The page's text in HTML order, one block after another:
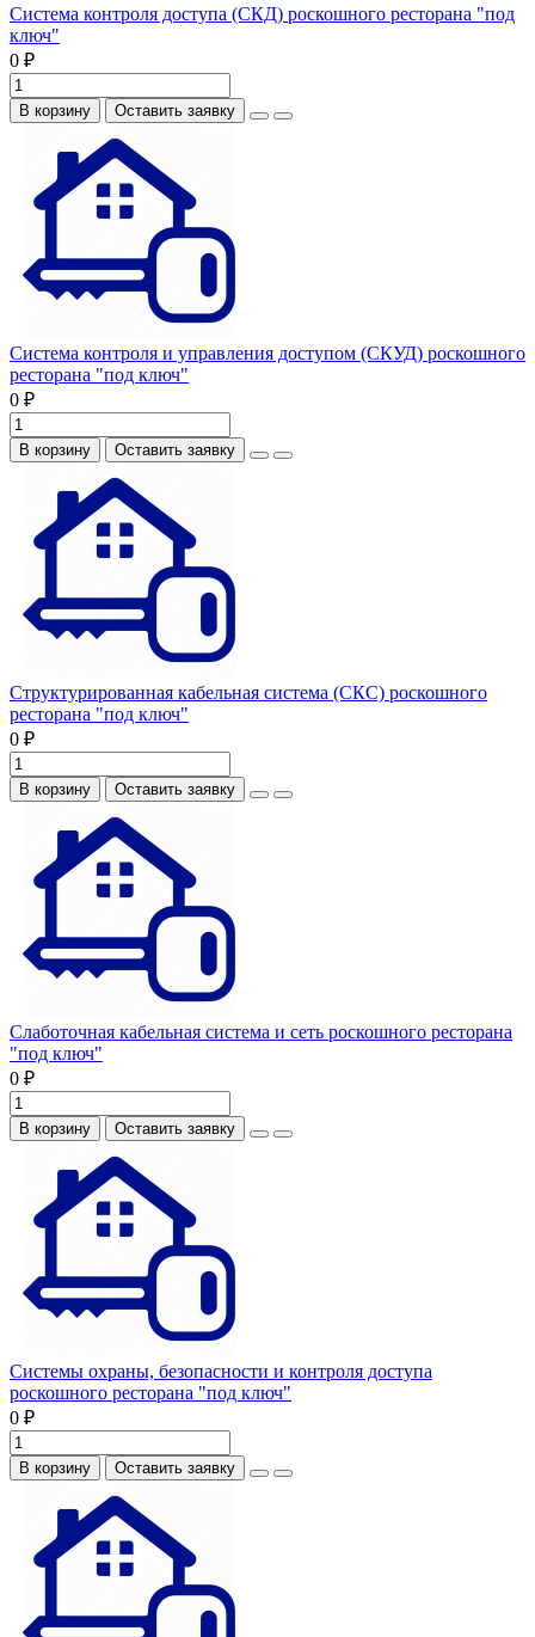
Система контроля доступа (СКД) роскошного ресторана "под
ключ"
0 ₽
В корзину Оставить заявку
Система контроля и управления доступом (СКУД) роскошного
ресторана "под ключ"
0 ₽
В корзину Оставить заявку
Структурированная кабельная система (СКС) роскошного
ресторана "под ключ"
0 ₽
В корзину Оставить заявку
Слаботочная кабельная система и сеть роскошного ресторана
"под ключ"
0 ₽
В корзину Оставить заявку
Системы охраны, безопасности и контроля доступа
роскошного ресторана "под ключ"
0 ₽
В корзину Оставить заявку